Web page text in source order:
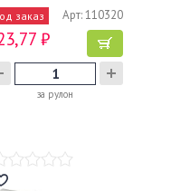
7мкм,…
заказ Арт: 110320
₽
за рулон